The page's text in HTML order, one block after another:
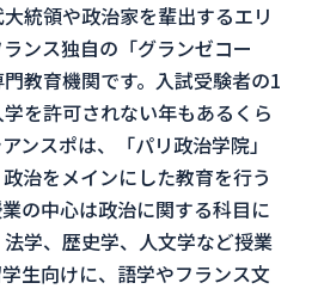
統領や政治家を輩出するエリ
ンス独自の「グランゼコー
教育機関です。入試受験者の1
を許可されない年もあるくら
ンスポは、「パリ政治学院」
治をメインにした教育を行う
の中心は政治に関する科目に
学、歴史学、人文学など授業
生向けに、語学やフランス文